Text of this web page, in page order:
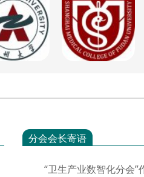
分会会长寄语
“卫生产业数智化分会”